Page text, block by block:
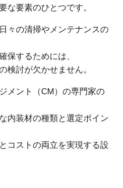
な要素のひとつです。
々の清掃やメンテナンスの
保するためには、
検討が欠かせません。
メント（CM）の専門家の
内装材の種類と選定ポイン
コストの両立を実現する設